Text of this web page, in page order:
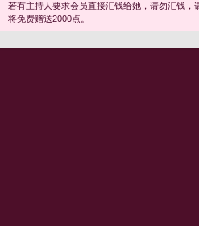
若有主持人要求会员直接汇钱给她，请勿汇钱
将免费赠送2000点。